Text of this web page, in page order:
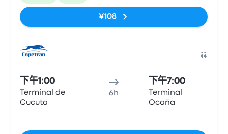
¥108
下午1:00
Terminal de
Cucuta
6h
下午7:00
Terminal
Ocaña